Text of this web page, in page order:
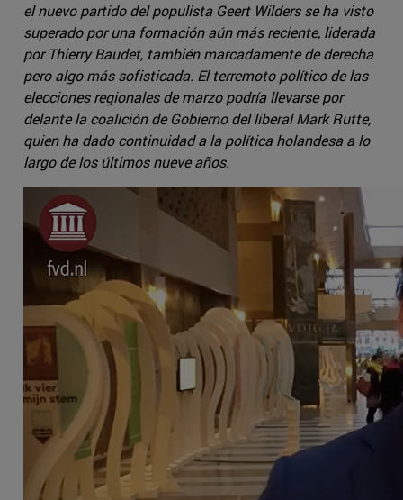
el nuevo partido del populista Geert Wilders se ha visto
superado por una formación aún más reciente, liderada
por Thierry Baudet, también marcadamente de derecha
pero algo más sofisticada. El terremoto político de las
elecciones regionales de marzo podría llevarse por
delante la coalición de Gobierno del liberal Mark Rutte,
quien ha dado continuidad a la política holandesa a lo
largo de los últimos nueve años.